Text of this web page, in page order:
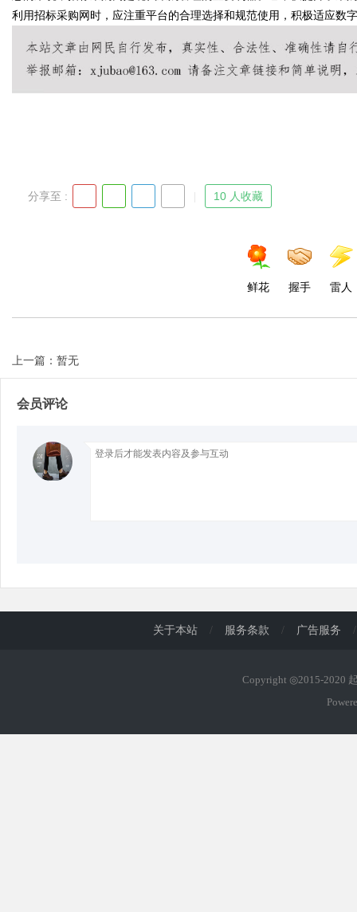
利用招标采购网时，应注重平台的合理选择和规范使用，积极适应数
分享至 : 10 人收藏
鲜花 握手 雷人
上一篇：暂无
会员评论
关于本站 / 服务条款 / 广告服务 /
Copyright ◎2015-2020